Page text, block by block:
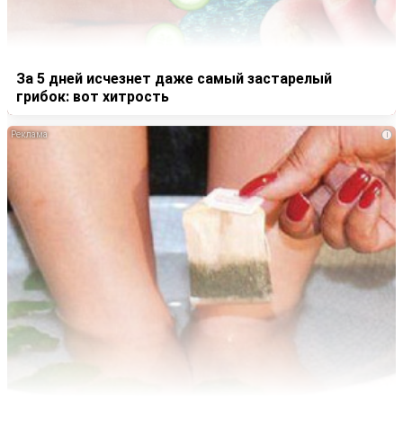
За 5 дней исчезнет даже самый застарелый
грибок: вот хитрость
i